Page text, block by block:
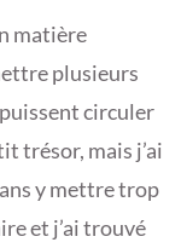
matière
plusieurs
circuler
trésor, mais j’ai
y mettre trop
et j’ai trouvé